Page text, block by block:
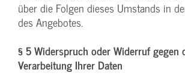
über die Folgen dieses Umstands in
des Angebotes.
§ 5 Widerspruch oder Widerruf gegen
Verarbeitung Ihrer Daten